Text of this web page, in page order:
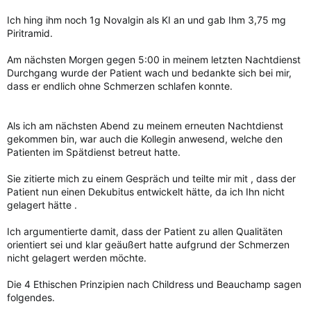
Ich hing ihm noch 1g Novalgin als KI an und gab Ihm 3,75 mg
Piritramid.
Am nächsten Morgen gegen 5:00 in meinem letzten Nachtdienst
Durchgang wurde der Patient wach und bedankte sich bei mir,
dass er endlich ohne Schmerzen schlafen konnte.
Als ich am nächsten Abend zu meinem erneuten Nachtdienst
gekommen bin, war auch die Kollegin anwesend, welche den
Patienten im Spätdienst betreut hatte.
Sie zitierte mich zu einem Gespräch und teilte mir mit , dass der
Patient nun einen Dekubitus entwickelt hätte, da ich Ihn nicht
gelagert hätte .
Ich argumentierte damit, dass der Patient zu allen Qualitäten
orientiert sei und klar geäußert hatte aufgrund der Schmerzen
nicht gelagert werden möchte.
Die 4 Ethischen Prinzipien nach Childress und Beauchamp sagen
folgendes.